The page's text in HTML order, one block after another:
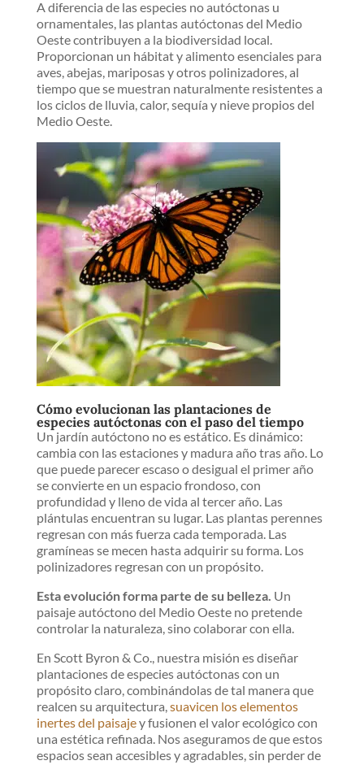
A diferencia de las especies no autóctonas u
ornamentales, las plantas autóctonas del Medio
Oeste contribuyen a la biodiversidad local.
Proporcionan un hábitat y alimento esenciales para
aves, abejas, mariposas y otros polinizadores, al
tiempo que se muestran naturalmente resistentes a
los ciclos de lluvia, calor, sequía y nieve propios del
Medio Oeste.
Cómo evolucionan las plantaciones de
especies autóctonas con el paso del tiempo
Un jardín autóctono no es estático. Es dinámico:
cambia con las estaciones y madura año tras año. Lo
que puede parecer escaso o desigual el primer año
se convierte en un espacio frondoso, con
profundidad y lleno de vida al tercer año. Las
plántulas encuentran su lugar. Las plantas perennes
regresan con más fuerza cada temporada. Las
gramíneas se mecen hasta adquirir su forma. Los
polinizadores regresan con un propósito.
Esta evolución forma parte de su belleza. Un
paisaje autóctono del Medio Oeste no pretende
controlar la naturaleza, sino colaborar con ella.
En Scott Byron & Co., nuestra misión es diseñar
plantaciones de especies autóctonas con un
propósito claro, combinándolas de tal manera que
realcen su arquitectura,suavicen los elementos
inertes del paisajey fusionen el valor ecológico con
una estética refinada. Nos aseguramos de que estos
espacios sean accesibles y agradables, sin perder de